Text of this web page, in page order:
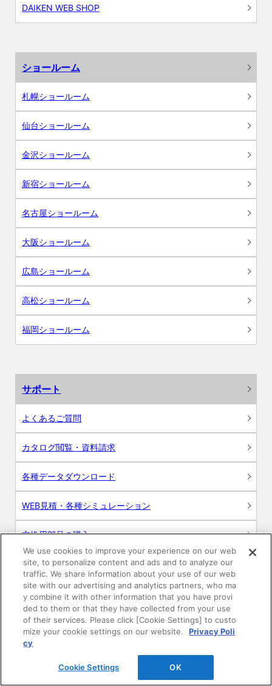
DAIKEN WEB SHOP
ショールーム
札幌ショールーム
仙台ショールーム
金沢ショールーム
新宿ショールーム
名古屋ショールーム
大阪ショールーム
広島ショールーム
高松ショールーム
福岡ショールーム
サポート
よくあるご質問
カタログ閲覧・資料請求
各種データダウンロード
WEB見積・各種シミュレーション
交換用部品の購入
修理・点検
お問い合わせ
ログイン
建築・設計関係者様向けサイト
We use cookies to improve your experience on our web
site, to personalize content and ads and to analyze our
traffic. We share information about your use of our web
site with our advertising and analytics partners, who ma
y combine it with other information that you have provi
ded to them or that they have collected from your use
of their services. Please click [Cookie Settings] to custo
mize your cookie settings on our website.
Privacy Poli
cy
Cookie Settings OK